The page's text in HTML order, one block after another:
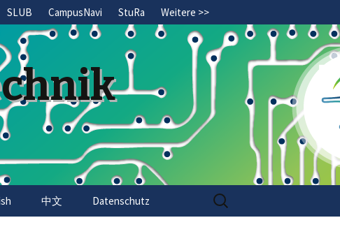
SLUB CampusNavi StuRa Weitere >>
中文 Datenschutz
Search
for: